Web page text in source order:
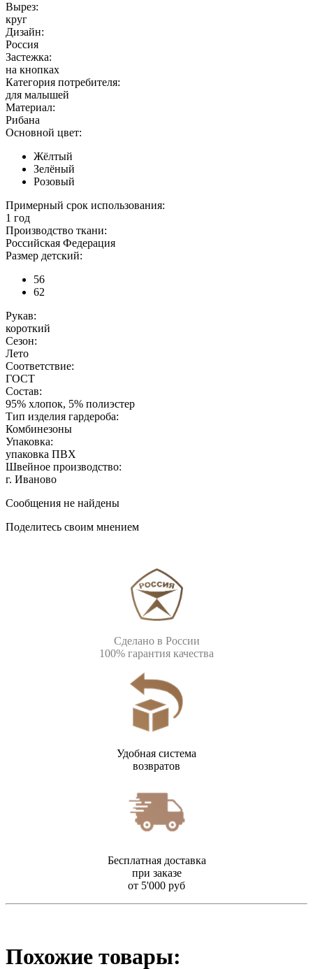
Вырез:
круг
Дизайн:
Россия
Застежка:
на кнопках
Категория потребителя:
для малышей
Материал:
Рибана
Основной цвет:
Жёлтый
Зелёный
Розовый
Примерный срок использования:
1 год
Производство ткани:
Российская Федерация
Размер детский:
56
62
Рукав:
короткий
Сезон:
Лето
Соответствие:
ГОСТ
Состав:
95% хлопок, 5% полиэстер
Тип изделия гардероба:
Комбинезоны
Упаковка:
упаковка ПВХ
Швейное производство:
г. Иваново
Сообщения не найдены
Поделитесь своим мнением
Сделано в России
100% гарантия качества
Удобная система
возвратов
Бесплатная доставка
при заказе
от 5'000 руб
Похожие товары: